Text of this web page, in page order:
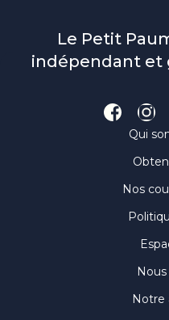
Le Petit
indépendant et
Qui
Nos
Notre